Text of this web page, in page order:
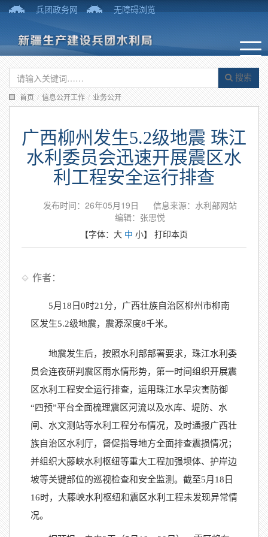
兵团政务网 无障碍浏览
搜索
首页 / 信息公开工作 / 业务公开
广西柳州发生5.2级地震 珠江
水利委员会迅速开展震区水
利工程安全运行排查
发布时间：26年05月19日
信息来源：水利部网站
编辑：张思悦
【字体： 大 中 小】 打印本页
作者：
5月18日0时21分，广西壮族自治区柳州市柳南
区发生5.2级地震，震源深度8千米。
地震发生后， 按照水利部部署要求，珠江水利委
员会连夜研判震区雨水情形势， 第一时间 组织开展震
区水利工程安全运行排查，运用珠江水旱灾害防御
“四预”平台全面梳理震区河流以及水库、堤防、水
闸、水文测站等水利工程分布情况，及时通报广西壮
族自治区水利厅，督促指导地方全面排查震损情况；
并组织大藤峡水利枢纽等重大工程加强坝体、护岸边
坡等关键部位的巡视检查和安全监测。 截至5月18日
16时， 大藤峡水利枢纽和震区水利工程未发现异常情
况。